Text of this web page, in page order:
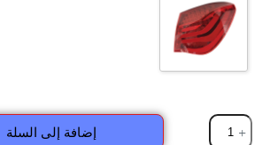
إضافة إلى السلة